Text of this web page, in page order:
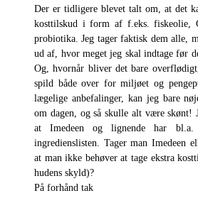
Der er tidligere blevet talt om, at det
kosttilskud i form af f.eks. fiskeolie,
probiotika. Jeg tager faktisk dem alle,
ud af, hvor meget jeg skal indtage før
Og, hvornår bliver det bare
spild både over for miljøet og
lægelige anbefalinger, kan jeg bare
om dagen, og så skulle alt være skønt!
at Imedeen og lignende har
ingredienslisten. Tager man Imedeen
at man ikke behøver at tage ekstra
hudens skyld)?
På forhånd tak